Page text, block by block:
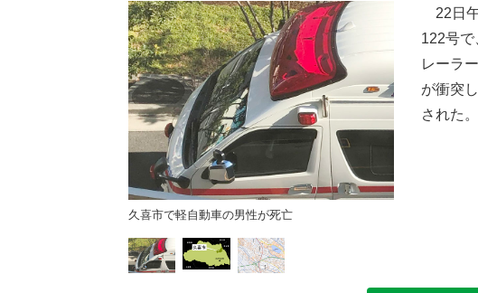
久喜市で軽自動車の男性が死亡
22日午
122号で
レーラ
が衝突
された。